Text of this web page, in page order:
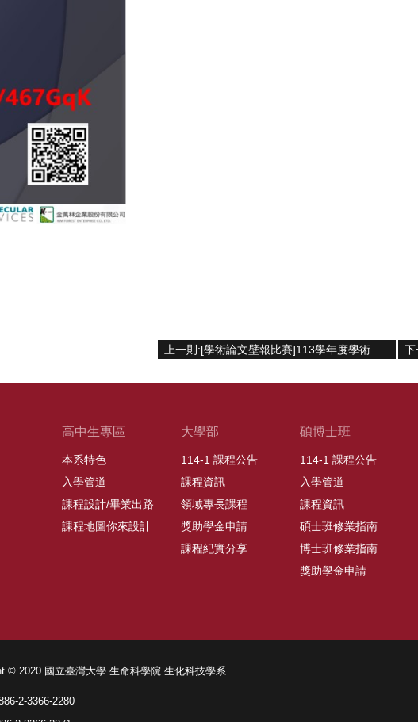
高中生專區
本系特色
入學管道
課程設計/畢業出路
課程地圖你來設計
大學部
114-1 課程公告
課程資訊
領域專長課程
獎助學金申請
課程紀實分享
碩博士班
114-1 課程公告
入學管道
課程資訊
碩士班修業指南
博士班修業指南
獎助學金申請
© 2020 國立臺灣大學 生命科學院 生化科技學系
2-3366-2280